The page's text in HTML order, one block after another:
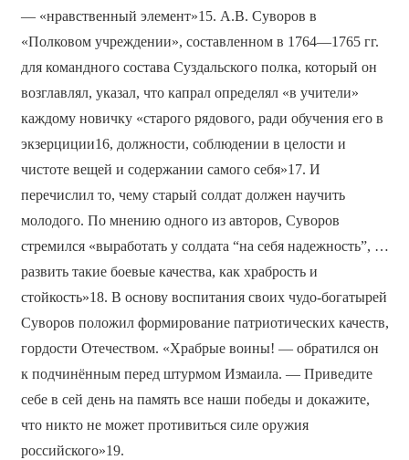
— «нравственный элемент»15. А.В. Суворов в
«Полковом учреждении», составленном в 1764—1765 гг.
для командного состава Суздальского полка, который он
возглавлял, указал, что капрал определял «в учители»
каждому новичку «старого рядового, ради обучения его в
экзерциции16, должности, соблюдении в целости и
чистоте вещей и содержании самого себя»17. И
перечислил то, чему старый солдат должен научить
молодого. По мнению одного из авторов, Суворов
стремился «выработать у солдата “на себя надежность”, …
развить такие боевые качества, как храбрость и
стойкость»18. В основу воспитания своих чудо-богатырей
Суворов положил формирование патриотических качеств,
гордости Отечеством. «Храбрые воины! — обратился он
к подчинённым перед штурмом Измаила. — Приведите
себе в сей день на память все наши победы и докажите,
что никто не может противиться силе оружия
российского»19.